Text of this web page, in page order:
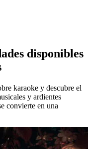
disponibles
karaoke y descubre el
y ardientes
convierte en una